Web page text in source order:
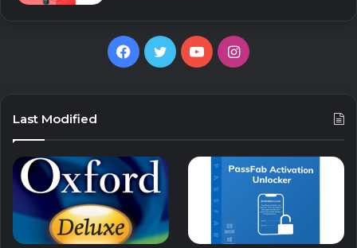
Facebook
TwitterYouTubeInstagram
Last Modified